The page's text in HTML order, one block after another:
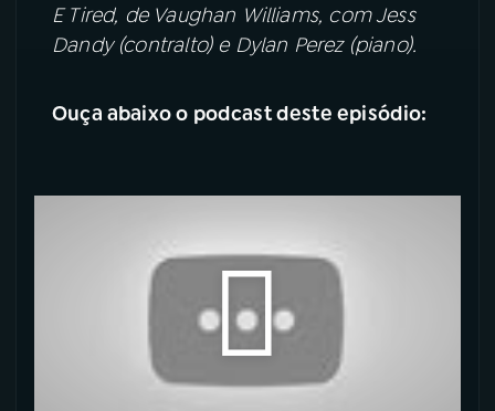
E Tired, de Vaughan Williams, com Jess
Dandy (contralto) e Dylan Perez (piano).
Ouça abaixo o podcast deste episódio: